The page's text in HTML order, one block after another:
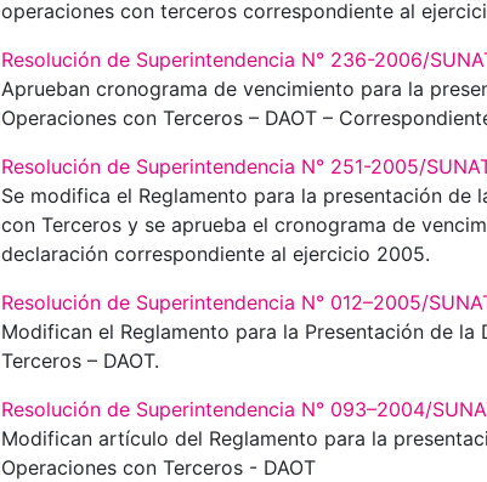
operaciones con terceros correspondiente al
Resolución de Superintendencia N° 236-2006/
Aprueban cronograma de vencimiento para la
Operaciones con Terceros – DAOT –
Resolución de Superintendencia N° 251-2005/
Se modifica el Reglamento para la presentación de
con Terceros y se aprueba el cronograma de
declaración correspondiente al ejercicio 2005.
Resolución de Superintendencia N° 012–2005/
Modifican el Reglamento para la Presentación de
Terceros – DAOT.
Resolución de Superintendencia N° 093–2004/
Modifican artículo del Reglamento para la
Operaciones con Terceros - DAOT